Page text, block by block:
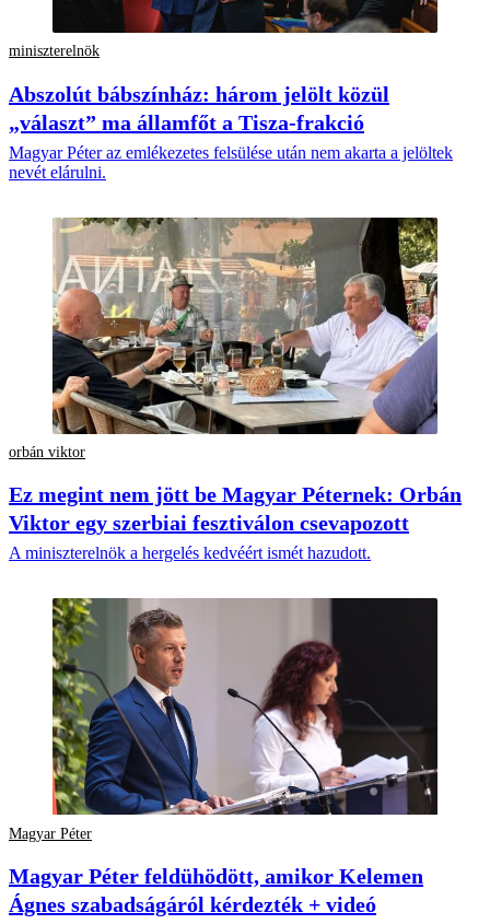
miniszterelnök
Abszolút bábszínház: három jelölt közül
„választ” ma államfőt a Tisza-frakció
Magyar Péter az emlékezetes felsülése után nem akarta a jelöltek
nevét elárulni.
orbán viktor
Ez megint nem jött be Magyar Péternek: Orbán
Viktor egy szerbiai fesztiválon csevapozott
A miniszterelnök a hergelés kedvéért ismét hazudott.
Magyar Péter
Magyar Péter feldühödött, amikor Kelemen
Ágnes szabadságáról kérdezték + videó